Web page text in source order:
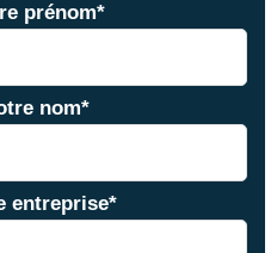
prénom*
nom*
entreprise*